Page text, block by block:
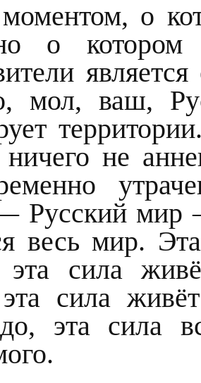
о
о котором
мол, ваш,
не
Русский мир
весь мир.
эта сила
эта сила
эта сила